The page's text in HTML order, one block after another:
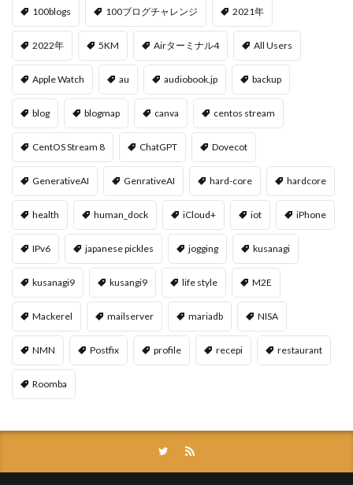
100blogs 100ブログチャレンジ 2021年
2022年 5KM Airターミナル4 All Users
Apple Watch au audiobook.jp backup
blog blogmap canva centos stream
CentOS Stream 8 ChatGPT Dovecot
GenerativeAI GenrativeAI hard-core hardcore
health human_dock iCloud+ iot iPhone
IPv6 japanese pickles jogging kusanagi
kusanagi9 kusangi9 life style M2E
Mackerel mailserver mariadb NISA
NMN Postfix profile recepi restaurant
Roomba